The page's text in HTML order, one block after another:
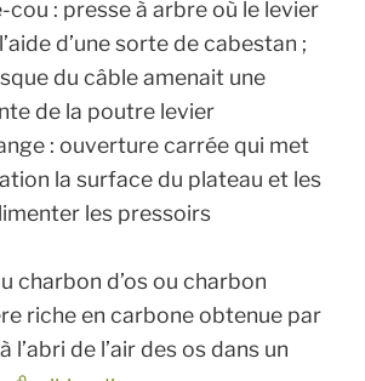
cou : presse à arbre où le levier
d’une sorte de cabestan ;
du câble amenait une
de la poutre levier
: ouverture carrée qui met
la surface du plateau et les
les pressoirs
charbon d’os ou charbon
riche en carbone obtenue par
l’abri de l’air des os dans un